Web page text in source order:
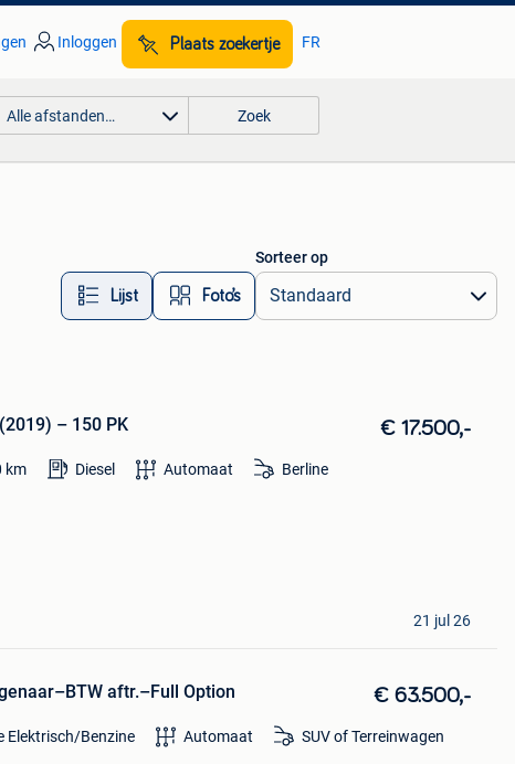
Inloggen Plaats zoekertje FR
Alle afstanden… Zoek
Lijst Foto’s
Sorteer op
– 150 PK € 17.500,-
km Diesel Automaat Berline
21 jul 26
aftr.–Full Option € 63.500,-
Elektrisch/Benzine Automaat SUV of Terreinwagen